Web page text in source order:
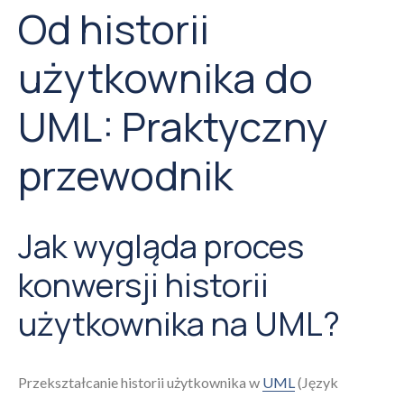
Od historii
użytkownika do
UML: Praktyczny
przewodnik
Jak wygląda proces
konwersji historii
użytkownika na UML?
Przekształcanie historii użytkownika w UML(Język